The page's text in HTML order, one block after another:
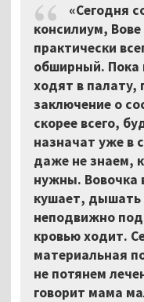
«Сегодня
консилиум,
практически
обширный. Пока
ходят в палату,
заключение о
скорее всего,
назначат уже в
даже не знаем,
нужны. Вовочка
кушает, дышать
неподвижно под
кровью ходит.
материальная
не потянем
говорит мама